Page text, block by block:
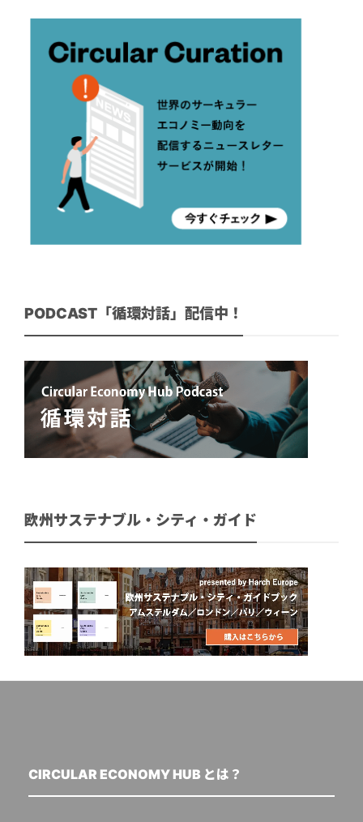
PODCAST「循環対話」配信中！
欧州サステナブル・シティ・ガイド
CIRCULAR ECONOMY HUB とは？